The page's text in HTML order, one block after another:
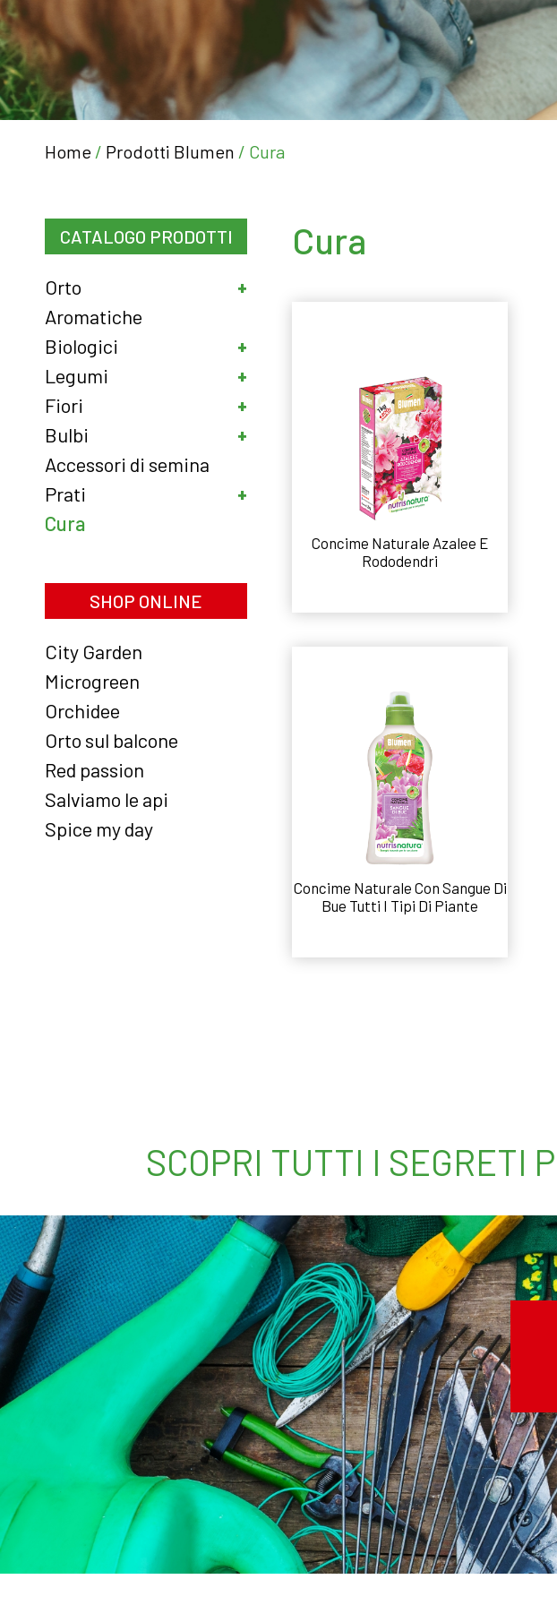
Home / Prodotti Blumen / Cura
CATALOGO PRODOTTI
Orto
Aromatiche
Biologici
Legumi
Fiori
Bulbi
Accessori di semina
Prati
Cura
SHOP ONLINE
City Garden
Microgreen
Orchidee
Orto sul balcone
Red passion
Salviamo le api
Spice my day
Cura
Concime Naturale Azalee E
Rododendri
Concime Naturale Con Sangue Di
Bue Tutti I Tipi Di Piante
SCOPRI TUTTI I SEGRETI